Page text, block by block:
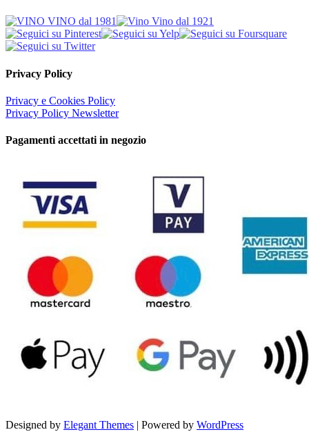
Privacy Policy
Privacy e Cookies Policy
Privacy Policy Newsletter
Pagamenti accettati in negozio
Designed by Elegant Themes | Powered by WordPress